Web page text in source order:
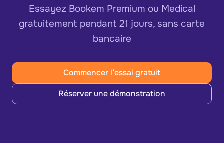
Essayez Bookem Premium ou Medical
gratuitement pendant 21 jours, sans carte
bancaire
Commencer l’essai gratuit
Réserver une démonstration